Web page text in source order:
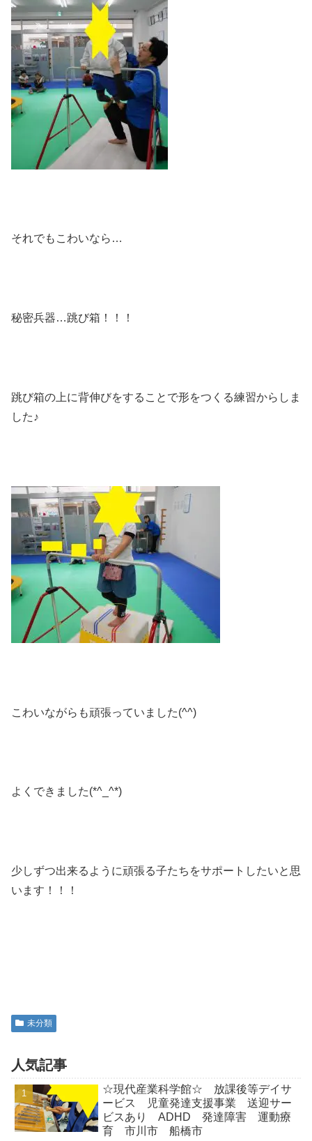
それでもこわいなら…
秘密兵器…跳び箱！！！
跳び箱の上に背伸びをすることで形をつくる練習からしま
した♪
こわいながらも頑張っていました(^^)
よくできました(*^_^*)
少しずつ出来るように頑張る子たちをサポートしたいと思
います！！！
未分類
人気記事
☆現代産業科学館☆ 放課後等デイサ
ービス 児童発達支援事業 送迎サー
ビスあり ADHD 発達障害 運動療
育 市川市 船橋市